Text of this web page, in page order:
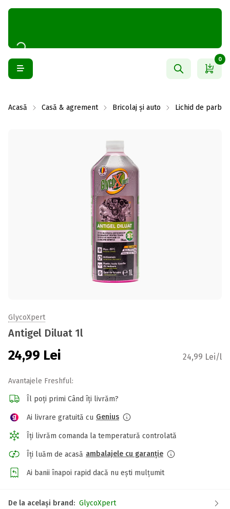
0
Acasă Casă & agrement Bricolaj și auto Lichid de
GlycoXpert
Antigel Diluat 1l
24,99 Lei 24,99 Lei/l
Avantajele Freshful:
Îl poți primi Când îți livrăm?
Ai livrare gratuită cu Genius
Îți livrăm comanda la temperatură controlată
Îți luăm de acasă ambalajele cu garanție
Ai banii înapoi rapid dacă nu ești mulțumit
De la același brand: GlycoXpert